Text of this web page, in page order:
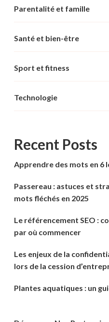
Parentalité et famille
Santé et bien-être
Sport et fitness
Technologie
Recent Posts
Apprendre des mots en 6
Passereau : astuces et
mots fléchés en 2025
Le référencement SEO :
par où commencer
Les enjeux de la
lors de la cession
Plantes aquatiques : un